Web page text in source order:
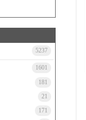
5237
1601
181
21
171